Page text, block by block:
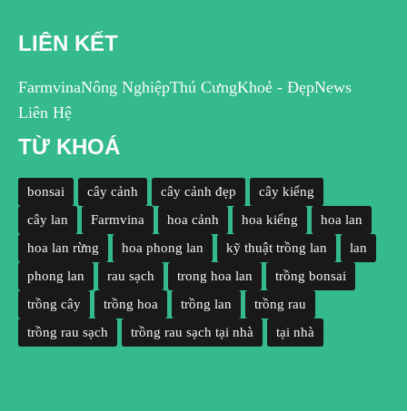
LIÊN KẾT
FarmvinaNông NghiệpThú CưngKhoẻ - ĐẹpNews
Liên Hệ
TỪ KHOÁ
bonsai cây cảnh cây cảnh đẹp
cây kiểng
cây lan
Farmvina hoa cảnh hoa kiểng
hoa lan
hoa lan rừng
hoa phong lan kỹ thuật trồng lan
lan
phong lan
rau sạch trong hoa lan
trồng bonsai
trồng cây
trồng hoa trồng lan
trồng rau
trồng rau sạch
trồng rau sạch tại nhà tại nhà